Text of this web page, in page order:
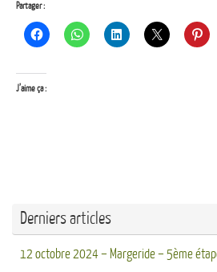
Partager :
J’aime ça :
Derniers articles
12 octobre 2024 – Margeride – 5ème